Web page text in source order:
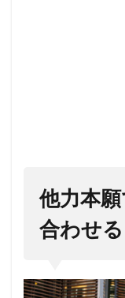
が強
すぎ
ると
他力
い
他力本
合わせ